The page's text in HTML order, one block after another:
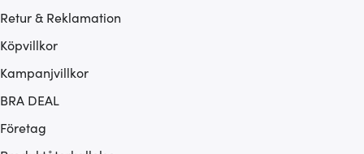
Retur & Reklamation
Köpvillkor
Kampanjvillkor
BRA DEAL
Företag